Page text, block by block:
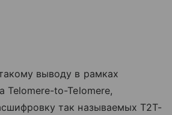
выводу в рамках
Telomere-to-Telomere,
так называемых Т2Т-